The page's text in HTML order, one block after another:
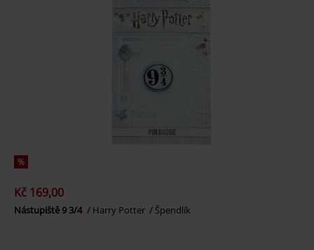
%
Kč 169,00
Nástupiště 9 3/4 Harry Potter Špendlík